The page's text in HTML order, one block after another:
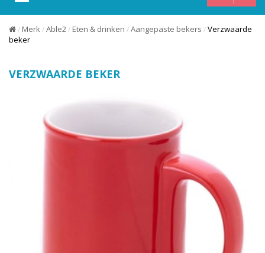
/ Merk / Able2 / Eten & drinken / Aangepaste bekers / Verzwaarde
beker
VERZWAARDE BEKER